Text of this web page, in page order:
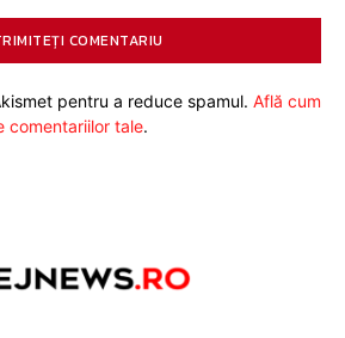
pentru a reduce spamul. Află cum
comentariilor tale.